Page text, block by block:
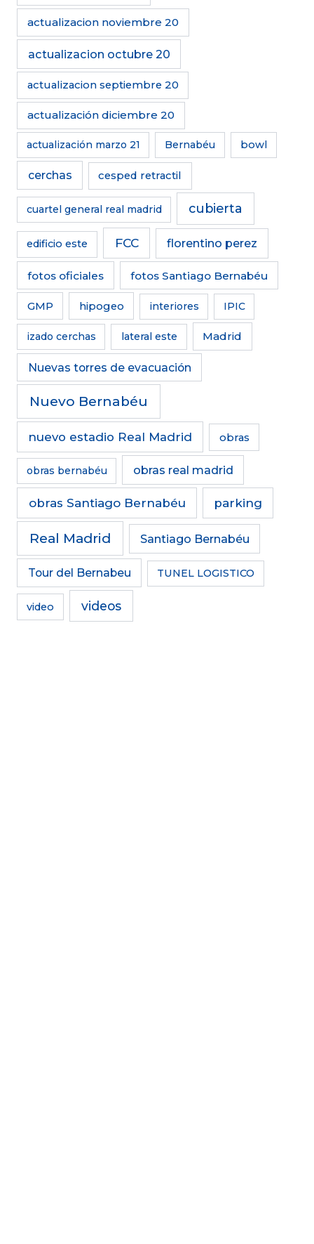
actualizacion noviembre 20
actualizacion octubre 20
actualizacion septiembre 20
actualización diciembre 20
actualización marzo 21 Bernabéu bowl
cerchas cesped retractil
cuartel general real madrid cubierta
edificio este FCC florentino perez
fotos oficiales fotos Santiago Bernabéu
GMP hipogeo interiores IPIC
izado cerchas lateral este Madrid
Nuevas torres de evacuación
Nuevo Bernabéu
nuevo estadio Real Madrid obras
obras bernabéu obras real madrid
obras Santiago Bernabéu parking
Real Madrid Santiago Bernabéu
Tour del Bernabeu TUNEL LOGISTICO
video videos